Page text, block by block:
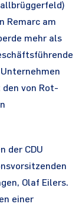
Remarc am
mehr als
von Rot-
der CDU
Olaf Eilers.
einer